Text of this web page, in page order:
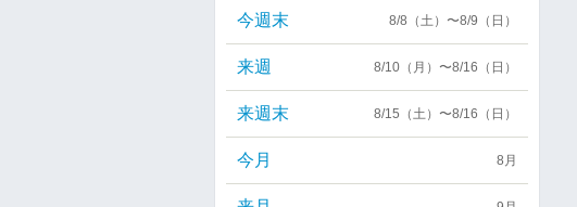
今週末 8/8（土）〜8/9（日）
来週 8/10（月）〜8/16（日）
来週末 8/15（土）〜8/16（日）
今月 8月